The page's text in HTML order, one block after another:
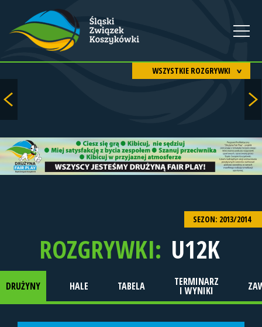
WSZYSTKIE ROZGRYWKI
SEZON: 2013/2014
ROZGRYWKI: U12K
DRUŻYNY HALE TABELA TERMINARZ
I WYNIKI